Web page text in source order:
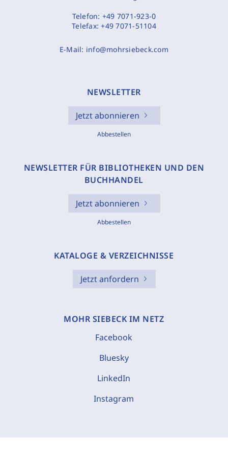
Telefon: +49 7071-923-0
Telefax:+49 7071-51104
E-Mail: info@mohrsiebeck.com
NEWSLETTER
Jetzt abonnieren
Abbestellen
NEWSLETTER FÜR BIBLIOTHEKEN UND DEN
BUCHHANDEL
Jetzt abonnieren
Abbestellen
KATALOGE & VERZEICHNISSE
Jetzt anfordern
MOHR SIEBECK IM NETZ
Facebook
Bluesky
LinkedIn
Instagram